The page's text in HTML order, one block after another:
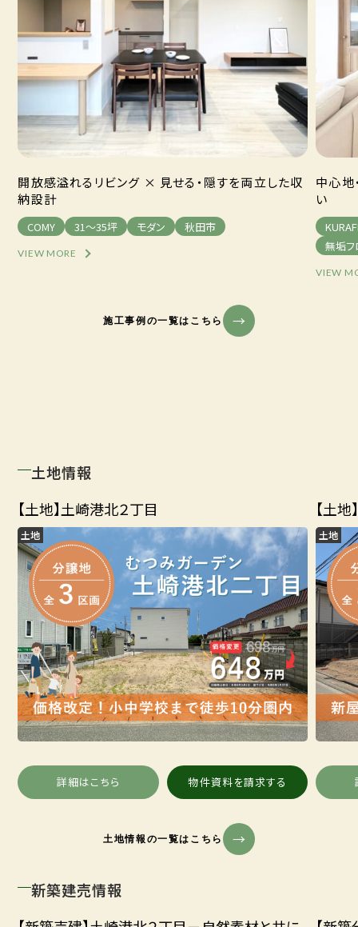
開放感溢れるリビング × 見せる・隠すを両立した収
納設計
COMY 31～35坪 モダン 秋田市
VIEW MORE
中心地
い
無垢フ
VIEW
施工事例の一覧はこちら
土地情報
【土地】土崎港北２丁目
土地
詳細はこちら 物件資料を請求する
【土
土地
土地情報の一覧はこちら
新築建売情報